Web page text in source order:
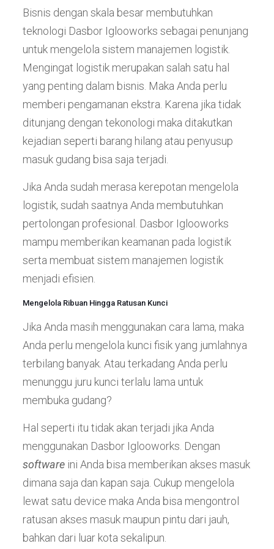
Bisnis dengan skala besar membutuhkan
teknologi Dasbor Iglooworks sebagai penunjang
untuk mengelola sistem manajemen logistik.
Mengingat logistik merupakan salah satu hal
yang penting dalam bisnis. Maka Anda perlu
memberi pengamanan ekstra. Karena jika tidak
ditunjang dengan tekonologi maka ditakutkan
kejadian seperti barang hilang atau penyusup
masuk gudang bisa saja terjadi.
Jika Anda sudah merasa kerepotan mengelola
logistik, sudah saatnya Anda membutuhkan
pertolongan profesional. Dasbor Iglooworks
mampu memberikan keamanan pada logistik
serta membuat sistem manajemen logistik
menjadi efisien.
Mengelola Ribuan Hingga Ratusan Kunci
Jika Anda masih menggunakan cara lama, maka
Anda perlu mengelola kunci fisik yang jumlahnya
terbilang banyak. Atau terkadang Anda perlu
menunggu juru kunci terlalu lama untuk
membuka gudang?
Hal seperti itu tidak akan terjadi jika Anda
menggunakan Dasbor Iglooworks. Dengan
softwareini Anda bisa memberikan akses masuk
dimana saja dan kapan saja. Cukup mengelola
lewat satu device maka Anda bisa mengontrol
ratusan akses masuk maupun pintu dari jauh,
bahkan dari luar kota sekalipun.